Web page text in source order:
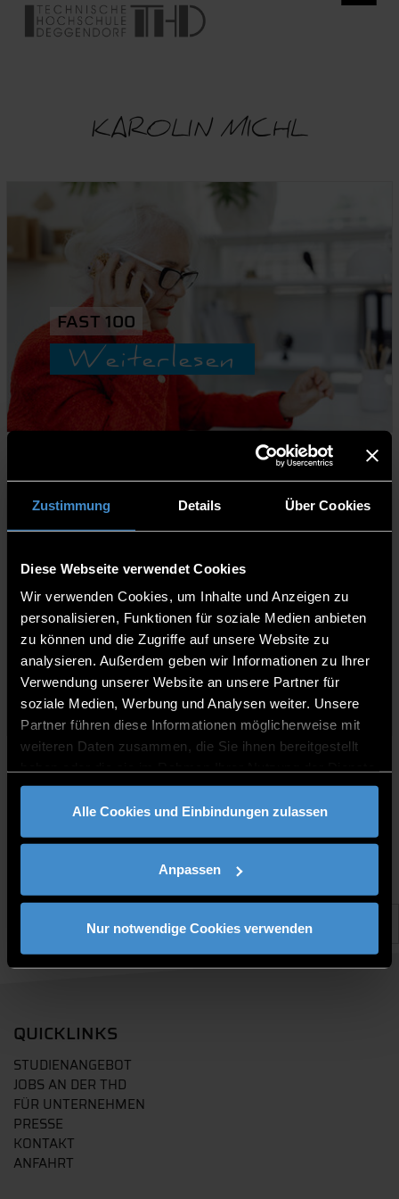
Zustimmung Details Über Cookies
Diese Webseite verwendet Cookies
Wir verwenden Cookies, um Inhalte und Anzeigen zu
personalisieren, Funktionen für soziale Medien anbieten
zu können und die Zugriffe auf unsere Website zu
analysieren. Außerdem geben wir Informationen zu Ihrer
Verwendung unserer Website an unsere Partner für
soziale Medien, Werbung und Analysen weiter. Unsere
Partner führen diese Informationen möglicherweise mit
weiteren Daten zusammen, die Sie ihnen bereitgestellt
gesammelt haben.
Alle Cookies und Einbindungen zulassen
Anpassen
Nur notwendige Cookies verwenden
KAROLIN MICHL
FAST 100
Weiterlesen
AMBIENT ASSISTED LIVING
Weiterlesen
Quality of life and healthcare 03.02.2021
QUICKLINKS
STUDIENANGEBOT
JOBS AN DER THD
FÜR UNTERNEHMEN
PRESSE
KONTAKT
ANFAHRT